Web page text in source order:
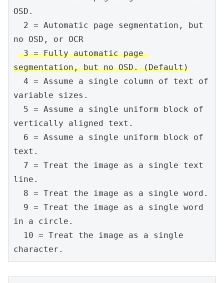
OSD.
no OSD, or OCR
3 = Fully automatic page
segmentation, but no OSD. (Default)
variable sizes.
vertically aligned text.
text.
line.
in a circle.
character.